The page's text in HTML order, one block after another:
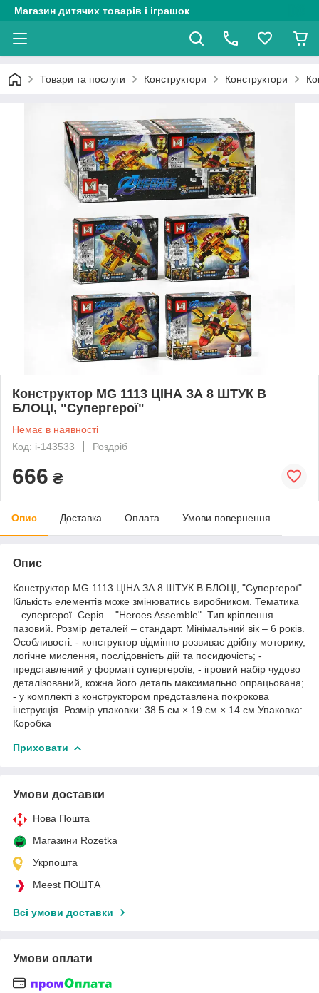
Магазин дитячих товарів і іграшок
Товари та послуги Конструктори Конструктори
Конструктор MG 1113 ЦІНА ЗА 8 ШТУК В
БЛОЦІ, "Супергерої"
Немає в наявності
Код: i-143533
Роздріб
666 ₴
Опис Доставка Оплата Умови повернення
Опис
Конструктор MG 1113 ЦІНА ЗА 8 ШТУК В БЛОЦІ, "Супергерої"
Кількість елементів може змінюватись виробником. Тематика
– супергерої. Серія – "Heroes Assemble". Тип кріплення –
пазовий. Розмір деталей – стандарт. Мінімальний вік – 6 років.
Особливості: - конструктор відмінно розвиває дрібну моторику,
логічне мислення, послідовність дій та посидючість; -
представлений у форматі супергероїв; - ігровий набір чудово
деталізований, кожна його деталь максимально опрацьована;
- у комплекті з конструктором представлена покрокова
інструкція. Розмір упаковки: 38.5 см × 19 см × 14 см Упаковка:
Коробка
Приховати
Умови доставки
Нова Пошта
Магазини Rozetka
Укрпошта
Meest ПОШТА
Всі умови доставки
Умови оплати